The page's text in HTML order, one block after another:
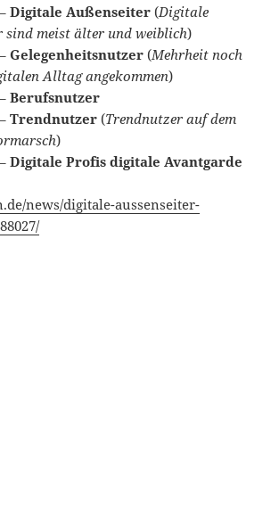
Digitale Außenseiter (Digitale
sind meist älter und weiblich)
Gelegenheitsnutzer(Mehrheit noch
Alltag angekommen)
Berufsnutzer
Trendnutzer(Trendnutzer auf dem
)
Digitale Profis digitale Avantgarde
news/digitale-aussenseiter-